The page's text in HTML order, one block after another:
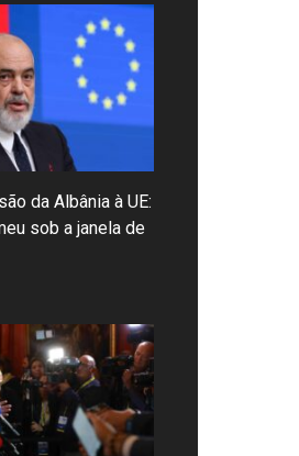
da Albânia à UE:
sob a janela de